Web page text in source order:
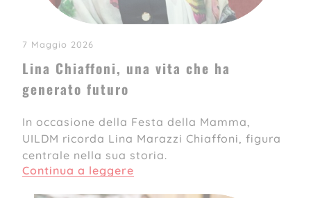
7 Maggio 2026
Lina Chiaffoni, una vita che ha
generato futuro
In occasione della Festa della Mamma,
UILDM ricorda Lina Marazzi Chiaffoni, figura
centrale nella sua storia.
Continua a leggere